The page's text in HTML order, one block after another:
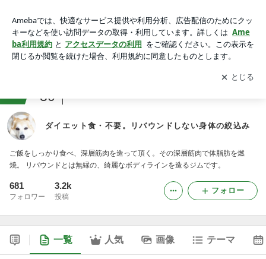
アプリをダウンロードして ブログの更新通知
を受け取りまし
ょう。
開く
30
ダイエット食・不要。リバウンドしない身体の絞込み
ご飯をしっかり食べ、深層筋肉を造って頂く。その深層筋肉で体脂肪を燃
焼。 リバウンドとは無縁の、綺麗なボディラインを造るジムです。
681
フォロワー
3.2k
投稿
フォロー
一覧 人気 画像 テーマ